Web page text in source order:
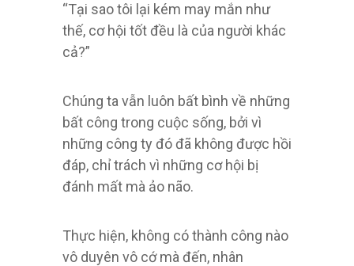
“Tại sao tôi lại kém may mắn như
thế, cơ hội tốt đều là của người khác
cả?”
Chúng ta vẫn luôn bất bình về những
bất công trong cuộc sống, bởi vì
những công ty đó đã không được hồi
đáp, chỉ trách vì những cơ hội bị
đánh mất mà ảo não.
Thực hiện, không có thành công nào
vô duyên vô cớ mà đến, nhân